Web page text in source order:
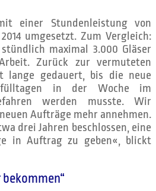
einer Stundenleistung von
umgesetzt. Zum Vergleich:
maximal 3.000 Gläser
Zurück zur vermuteten
lange gedauert, bis die neue
in der Woche im
werden musste. Wir
Aufträge mehr annehmen.
drei Jahren beschlossen, eine
in Auftrag zu geben«, blickt